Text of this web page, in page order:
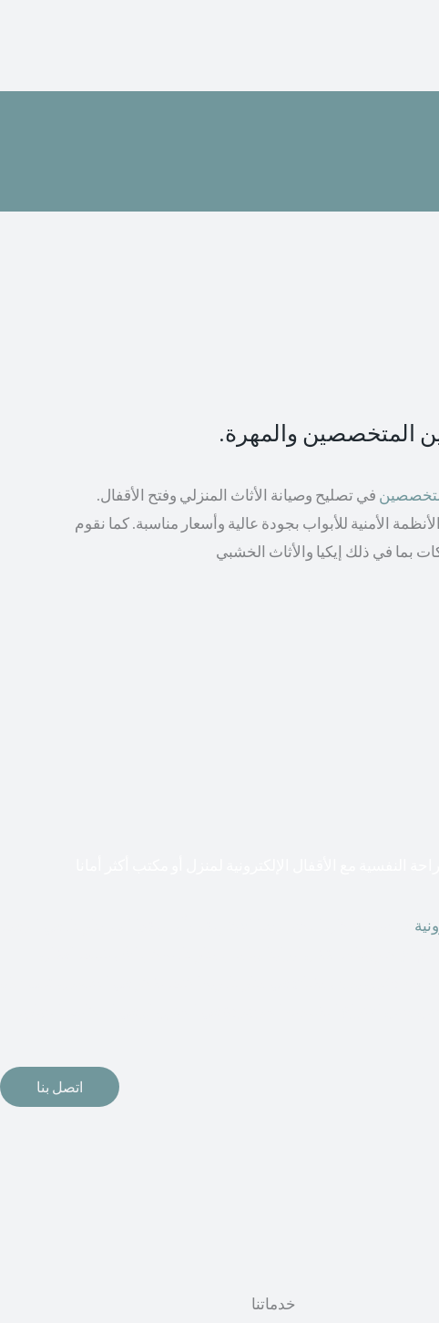
المتخصصين والمهرة.
في تصليح وصيانة الأثاث المنزلي وفتح الأقفال.
الأمنية للأبواب بجودة عالية وأسعار مناسبة. كما نقوم
اتصل بنا
خدماتنا